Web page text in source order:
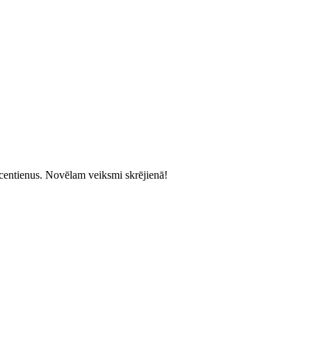
Novēlam veiksmi skrējienā!